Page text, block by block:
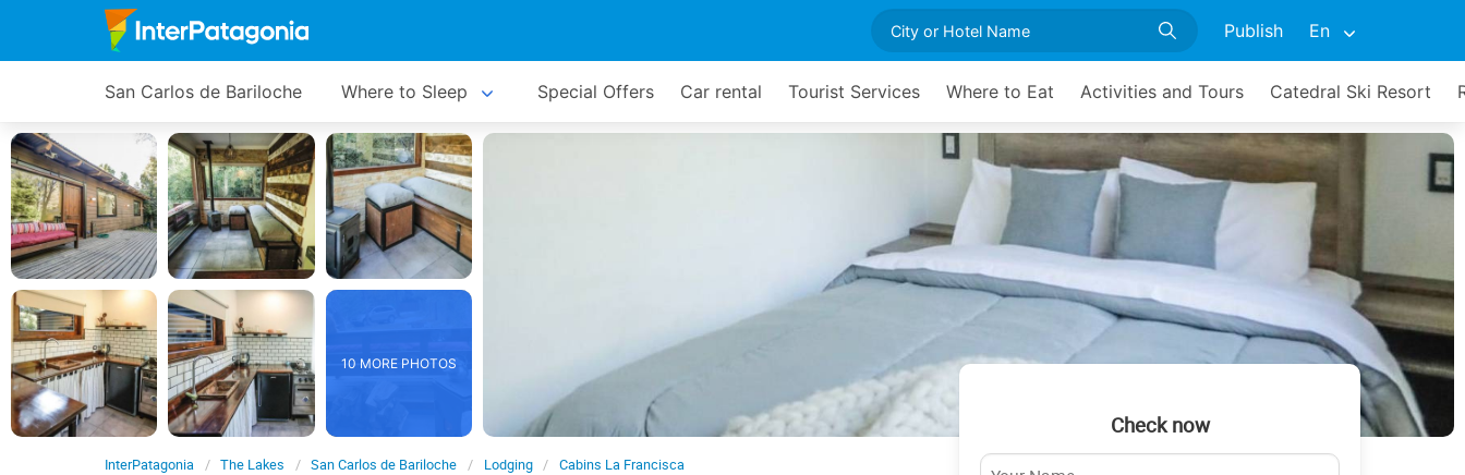
Publish En
San Carlos de Bariloche Where to Sleep Special Offers Car rental Tourist Services Where to Eat Activities and Tours Catedral Ski Resort
10 MORE PHOTOS
InterPatagonia The Lakes San Carlos de Bariloche Lodging Cabins La Francisca
Check now